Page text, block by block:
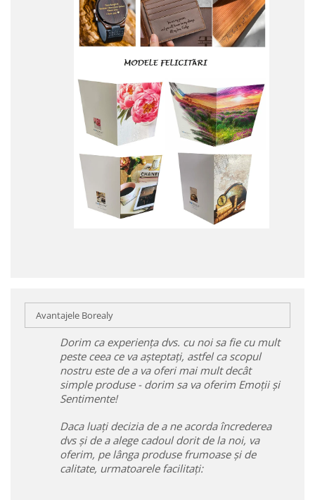
Avantajele Borealy
Dorim ca experiența dvs. cu noi sa fie cu mult
peste ceea ce va așteptați, astfel ca scopul
nostru este de a va oferi mai mult decât
simple produse - dorim sa va oferim Emoții și
Sentimente!
Daca luați decizia de a ne acorda încrederea
dvs și de a alege cadoul dorit de la noi, va
oferim, pe lânga produse frumoase și de
calitate, urmatoarele facilitați: